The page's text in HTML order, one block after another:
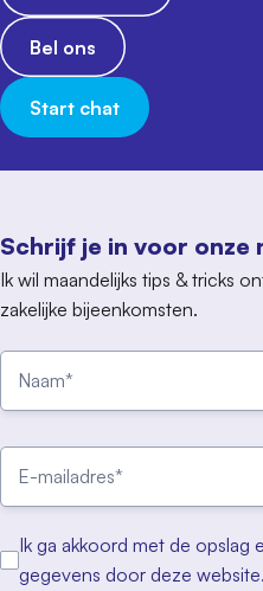
Schrijf je in voor onze
Ik wil maandelijks tips & tricks
zakelijke bijeenkomsten.
Ik ga akkoord met de opslag
gegevens door deze website.
Bel ons
Start chat